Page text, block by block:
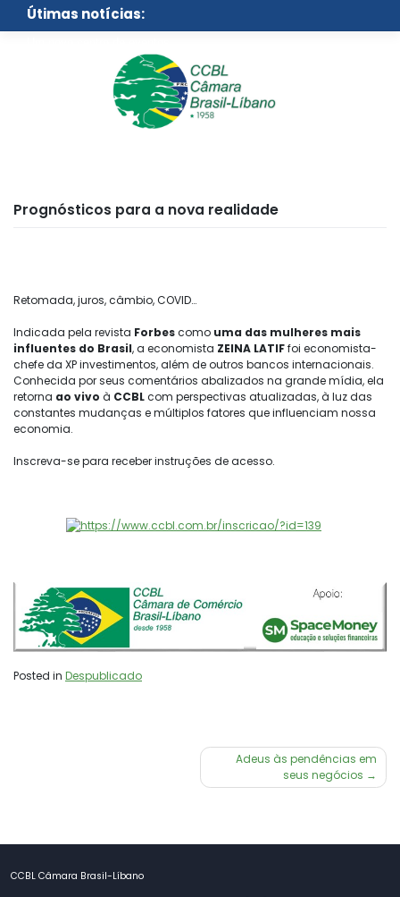
Útimas notícias:
Prognósticos para a nova realidade
Retomada, juros, câmbio, COVID…
Indicada pela revista Forbescomo uma das mulheres mais
influentes do Brasil, a economista ZEINA LATIFfoi economista-
chefe da XP investimentos, além de outros bancos internacionais.
Conhecida por seus comentários abalizados na grande mídia, ela
retorna ao vivo à CCBLcom perspectivas atualizadas, à luz das
constantes mudanças e múltiplos fatores que influenciam nossa
economia.
Inscreva-se para receber instruções de acesso.
Posted in Despublicado
Adeus às pendências em
seus negócios
CCBL Câmara Brasil-Líbano